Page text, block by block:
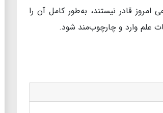
امروز قادر نیستند، به‌طور کامل آن را
علم وارد و چارچوب‌مند شود.